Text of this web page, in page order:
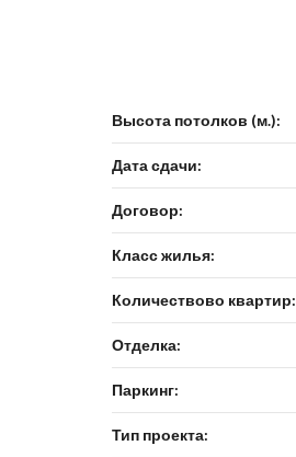
Высота потолков (м.):
Дата сдачи:
Договор:
Класс жилья:
Количествово квартир:
Отделка:
Паркинг:
Тип проекта: